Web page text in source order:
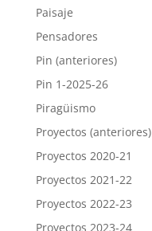
Paisaje
Pensadores
Pin (anteriores)
Pin 1-2025-26
Piragüismo
Proyectos (anteriores)
Proyectos 2020-21
Proyectos 2021-22
Proyectos 2022-23
Proyectos 2023-24